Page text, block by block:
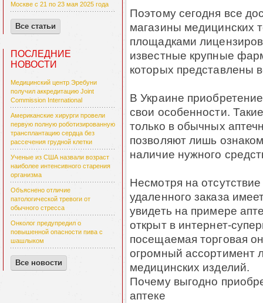
Москве с 21 по 23 мая 2025 года
Все статьи
ПОСЛЕДНИЕ
НОВОСТИ
Медицинский центр Эребуни
получил аккредитацию Joint
Commission International
Американские хирурги провели
первую полную роботизированную
трансплантацию сердца без
рассечения грудной клетки
Ученые из США назвали возраст
наиболее интенсивного старения
организма
Объяснено отличие
патологической тревоги от
обычного стресса
Онколог предупредил о
повышенной опасности пива с
шашлыком
Все новости
Поэтому сегодня все
магазины медицинских
площадками
известные крупные
которых представлены
В Украине
свои особенности.
только в обычных
позволяют лишь
наличие нужного
Несмотря на
удаленного заказа
увидеть на примере
открыт в интернет-
посещаемая торговая
огромный ассортимент
медицинских изделий.
Почему выгодно
аптеке